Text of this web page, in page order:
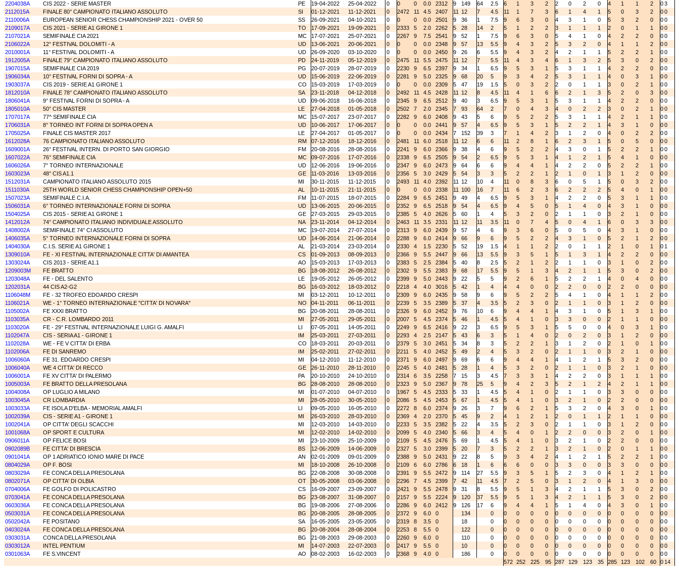
2204038A
CIS 2022 - SERIE MASTER PE 19-04-2022 25-04-2022 0 0 0 0.0 2312 9 149 64 2.5 6 1 3 2 2 0 2 0 4 1 1 2 03
2112015A
FINALE 80° CAMPIONATO ITALIANO ASSOLUTO SI 01-12-2021 11-12-2021 0 2472 11 4.5 2407 11 12 7 4.5 11 1 7 3 6 1 4 1 5 0 3 2 00
2110006A
EUROPEAN SENIOR CHESS CHAMPIONSHIP 2021 - OVER 50 SS 26-09-2021 04-10-2021 0 0 0 0.0 2501 9 36 1 7.5 9 6 3 0 4 3 1 0 5 3 2 0 00
2109017A
CIS 2021 - SERIE A1 GIRONE 1 TO 17-09-2021 19-09-2021 0 2333 5 2.0 2262 5 28 14 2 5 1 2 2 3 1 1 1 2 0 1 1 00
2107021A
SEMIFINALE CIA 2021 MC 17-07-2021 25-07-2021 0 2267 9 7.5 2541 9 52 1 7.5 9 6 3 0 5 4 1 0 4 2 2 0 00
2106022A
12° FESTIVAL DOLOMITI - A UD 13-06-2021 20-06-2021 0 0 0 0.0 2348 9 57 13 5.5 9 4 3 2 5 3 2 0 4 1 1 2 00
2010001A
11° FESTIVAL DOLOMITI - A UD 26-09-2020 03-10-2020 0 0 0 0.0 2450 9 26 6 5.5 9 4 3 2 4 2 1 1 5 2 2 1 00
1912005A
FINALE 79° CAMPIONATO ITALIANO ASSOLUTO PD 24-11-2019 05-12-2019 0 2475 11 5.5 2475 11 12 7 5.5 11 4 3 4 6 1 3 2 5 3 0 2 00
1907015A
SEMIFINALE CIA 2019 PG 20-07-2019 28-07-2019 0 2230 9 6.5 2397 9 34 1 6.5 9 5 3 1 5 3 1 1 4 2 2 0 00
1906034A
10° FESTIVAL FORNI DI SOPRA - A UD 15-06-2019 22-06-2019 0 2281 9 5.0 2325 9 68 20 5 9 3 4 2 5 3 1 1 4 0 3 1 00
1903037A
CIS 2019 - SERIE A1 GIRONE 1 CO 15-03-2019 17-03-2019 0 0 0 0.0 2309 5 47 19 1.5 5 0 3 2 2 0 1 1 3 0 2 1 00
1812010A
FINALE 78° CAMPIONATO ITALIANO ASSOLUTO SA 23-11-2018 04-12-2018 0 2492 11 4.5 2428 11 12 8 4.5 11 4 1 6 6 2 1 3 5 2 0 3 00
1806041A
9° FESTIVAL FORNI DI SOPRA - A UD 09-06-2018 16-06-2018 0 2345 9 6.5 2512 9 40 3 6.5 9 5 3 1 5 3 1 1 4 2 2 0 00
1805010A
50° CIS MASTER LE 27-04-2018 01-05-2018 0 2502 7 2.0 2345 7 93 64 2 7 0 4 3 4 0 2 2 3 0 2 1 00
1707017A
77^ SEMIFINALE CIA MC 15-07-2017 23-07-2017 0 2282 9 6.0 2408 9 43 5 6 9 5 2 2 5 3 1 1 4 2 1 1 00
1706031A
8° TORNEO INT FORNI DI SOPRA OPEN A UD 10-06-2017 17-06-2017 0 0 0 0.0 2441 9 57 4 6.5 9 5 3 1 5 2 2 1 4 3 1 0 00
1705025A
FINALE CIS MASTER 2017 LE 27-04-2017 01-05-2017 0 0 0 0.0 2434 7 152 39 3 7 1 4 2 3 1 2 0 4 0 2 2 00
1612028A
76 CAMPIONATO ITALIANO ASSOLUTO RM 07-12-2016 18-12-2016 0 2481 11 6.0 2518 11 12 6 6 11 2 8 1 6 2 3 1 5 0 5 0 00
1609001A
26° FESTIVAL INTERN. DI PORTO SAN GIORGIO FM 20-08-2016 28-08-2016 0 2241 9 6.0 2366 9 38 4 6 9 5 2 2 4 3 0 1 5 2 2 1 00
1607022A
76° SEMIFINALE CIA MC 09-07-2016 17-07-2016 0 2338 9 6.5 2505 9 54 2 6.5 9 5 3 1 4 1 2 1 5 4 1 0 00
1606026A
7° TORNEO INTERNAZIONALE UD 12-06-2016 19-06-2016 0 2347 9 6.0 2473 9 64 6 6 9 4 4 1 4 2 2 0 5 2 2 1 00
1603023A
48° CIS A1.1 GE 11-03-2016 13-03-2016 0 2356 5 3.0 2429 5 54 3 3 5 2 2 1 2 1 0 1 3 1 2 0 00
1512031A
CAMPIONATO ITALIANO ASSOLUTO 2015 MI 30-11-2015 11-12-2015 0 2493 11 4.0 2392 11 12 10 4 11 0 8 3 6 0 5 1 5 0 3 2 00
1511030A
25TH WORLD SENIOR CHESS CHAMPIONSHIP OPEN+50 AL 10-11-2015 21-11-2015 0 0 0 0.0 2338 11 100 16 7 11 6 2 3 6 2 2 2 5 4 0 1 00
1507023A
SEMIFINALE C.I.A. FM 11-07-2015 18-07-2015 0 2284 9 6.5 2451 9 49 4 6.5 9 5 3 1 4 2 2 0 5 3 1 1 00
1506031A
6° TORNEO INTERNAZIONALE FORNI DI SOPRA UD 13-06-2015 20-06-2015 0 2352 9 6.5 2518 9 54 4 6.5 9 4 5 0 5 1 4 0 4 3 1 0 00
1504025A
CIS 2015 - SERIE A1 GIRONE 1 GE 27-03-2015 29-03-2015 0 2385 5 4.0 2626 5 60 1 4 5 3 2 0 2 1 1 0 3 2 1 0 00
1412012A
74° CAMPIONATO ITALIANO INDIVIDUALE ASSOLUTO NA 23-11-2014 04-12-2014 0 2463 11 3.5 2331 11 12 11 3.5 11 0 7 4 5 0 4 1 6 0 3 3 00
1408002A
SEMIFINALE 74° CI ASSOLUTO MC 19-07-2014 27-07-2014 0 2313 9 6.0 2439 9 57 4 6 9 3 6 0 5 0 5 0 4 3 1 0 00
1406035A
5° TORNEO INTERNAZIONALE FORNI DI SOPRA UD 14-06-2014 21-06-2014 0 2288 9 6.0 2414 9 66 9 6 9 5 2 2 4 3 1 0 5 2 1 2 00
1404030A
C.I.S. SERIE A1 GIRONE 1 AL 21-03-2014 23-03-2014 0 2330 4 1.5 2230 5 52 19 1.5 4 1 1 2 2 0 1 1 2 1 0 1 0 1
1309010A
FE - XI FESTIVAL INTERNAZIONALE CITTA' DI AMANTEA CS 01-09-2013 08-09-2013 0 2366 9 5.5 2447 9 66 13 5.5 9 3 5 1 5 1 3 1 4 2 2 0 00
1303024A
CIS 2013 - SERIE A1.1 AO 15-03-2013 17-03-2013 0 2383 5 2.5 2384 5 40 8 2.5 5 2 1 2 2 1 1 0 3 1 0 2 00
1209003M
FE BRATTO BG 18-08-2012 26-08-2012 0 2302 9 5.5 2383 9 68 17 5.5 9 5 1 3 4 2 1 1 5 3 0 2 00
1203048A
FE - DEL SALENTO LE 19-05-2012 26-05-2012 0 2399 9 5.0 2443 9 22 5 5 9 2 6 1 5 2 2 1 4 0 4 0 00
1202031A
44 CIS A2-G2 BG 16-03-2012 18-03-2012 0 2218 4 4.0 3016 5 42 1 4 4 4 0 0 2 2 0 0 2 2 0 0 00
1106048M
FE - 32 TROFEO EDOARDO CRESPI MI 03-12-2011 10-12-2011 0 2309 9 6.0 2435 9 58 9 6 9 5 2 2 5 4 1 0 4 1 1 2 00
1106021A
WE - 1° TORNEO INTERNAZIONALE ''CITTA' DI NOVARA'' NO 04-11-2011 06-11-2011 0 2239 5 3.5 2389 5 37 4 3.5 5 2 3 0 2 1 1 0 3 1 2 0 00
1105002A
FE XXXI BRATTO BG 20-08-2011 28-08-2011 0 2326 9 6.0 2452 9 76 10 6 9 4 4 1 4 3 1 0 5 1 3 1 00
1103035A
CR - C.R. LOMBARDO 2011 MI 27-05-2011 29-05-2011 0 2007 5 4.5 2374 5 46 1 4.5 5 4 1 0 3 3 0 0 2 1 1 0 00
1103020A
FE - 29° FESTIVAL INTERNAZIONALE LUIGI G. AMALFI LI 07-05-2011 14-05-2011 0 2249 9 6.5 2416 9 22 3 6.5 9 5 3 1 5 5 0 0 4 0 3 1 00
1102047A
CIS - SERIA A1 - GIRONE 1 IM 25-03-2011 27-03-2011 0 2293 4 2.5 2147 5 43 6 3 5 1 4 0 2 0 2 0 3 1 2 0 00
1102028A
WE - FE V CITTA' DI ERBA CO 18-03-2011 20-03-2011 0 2379 5 3.0 2451 5 34 8 3 5 2 2 1 3 1 2 0 2 1 0 1 00
1102006A
FE DI SANREMO IM 25-02-2011 27-02-2011 0 2211 5 4.0 2452 5 49 2 4 5 3 2 0 2 1 1 0 3 2 1 0 00
1006060A
FE 31. EDOARDO CRESPI MI 04-12-2010 11-12-2010 0 2371 9 6.0 2497 9 69 6 6 9 4 4 1 4 1 2 1 5 3 2 0 00
1006040A
WE 4 CITTA' DI RECCO GE 26-11-2010 28-11-2010 0 2245 5 4.0 2481 5 28 1 4 5 3 2 0 2 1 1 0 3 2 1 0 00
1006001A
FE XV CITTA' DI PALERMO PA 20-10-2010 24-10-2010 0 2314 6 3.5 2258 7 15 3 4.5 7 3 3 1 4 2 2 0 3 1 1 1 00
1005003A
FE BRATTO DELLA PRESOLANA BG 28-08-2010 28-08-2010 0 2323 9 5.0 2367 9 78 25 5 9 4 2 3 5 2 1 2 4 2 1 1 00
1004008A
OP LUGLIO A MILANO MI 01-07-2010 04-07-2010 0 1967 5 4.5 2333 5 33 1 4.5 5 4 1 0 2 1 1 0 3 3 0 0 00
1003045A
CR LOMBARDIA MI 28-05-2010 30-05-2010 0 2086 5 4.5 2453 5 67 1 4.5 5 4 1 0 3 2 1 0 2 2 0 0 00
1003033A
FE ISOLA D'ELBA - MEMORIAL AMALFI LI 09-05-2010 16-05-2010 0 2272 8 6.0 2374 9 26 3 7 9 6 2 1 5 3 2 0 4 3 0 1 00
1002039A
CIS - SERIE A1 - GIRONE 1 MI 26-03-2010 28-03-2010 0 2369 4 2.0 2370 5 45 9 2 4 1 2 1 2 0 1 1 2 1 1 0 00
1002041A
OP CITTA' DEGLI SCACCHI MI 12-03-2010 14-03-2010 0 2233 5 3.5 2382 5 22 4 3.5 5 2 3 0 2 1 1 0 3 1 2 0 00
1001068A
OP SPORT E CULTURA MI 12-02-2010 14-02-2010 0 2099 5 4.0 2340 5 66 3 4 5 4 0 1 2 2 0 0 3 2 0 1 00
0906011A
OP FELICE BOSI MI 23-10-2009 25-10-2009 0 2109 5 4.5 2476 5 69 1 4.5 5 4 1 0 3 2 1 0 2 2 0 0 00
0902089B
FE CITTA' DI BRESCIA BS 12-06-2009 14-06-2009 0 2327 5 3.0 2399 5 20 7 3 5 2 2 1 3 2 1 0 2 0 1 1 00
0901041A
OP 1 ADRIATICO IONIO MARE DI PACE AN 02-01-2009 09-01-2009 0 2388 9 5.0 2431 9 22 8 5 9 3 4 2 4 1 2 1 5 2 2 1 00
0804029A
OP F. BOSI MI 18-10-2008 26-10-2008 0 2109 6 6.0 2786 6 18 1 6 6 6 0 0 3 3 0 0 3 3 0 0 00
0803029A
FE CONCA DELLA PRESOLANA BG 22-08-2008 30-08-2008 0 2391 9 5.5 2472 9 114 27 5.5 9 3 5 1 5 2 3 0 4 1 2 1 00
0802071A
OP CITTA' DI OLBIA OT 30-05-2008 03-06-2008 0 2296 7 4.5 2399 7 42 11 4.5 7 2 5 0 3 1 2 0 4 1 3 0 00
0704006A
FE GOLFO DI POLICASTRO CS 16-09-2007 23-09-2007 0 2421 9 5.5 2478 9 31 8 5.5 9 5 1 3 4 2 1 1 5 3 0 2 00
0703041A
FE CONCA DELLA PRESOLANA BG 23-08-2007 31-08-2007 0 2157 9 5.5 2224 9 120 37 5.5 9 5 1 3 4 2 1 1 5 3 0 2 00
0603036A
FE CONCA DELLA PRESOLANA BG 19-08-2006 27-08-2006 0 2286 9 6.0 2412 9 126 17 6 9 4 4 1 5 1 4 0 4 3 0 1 00
0503031A
FE CONCA DELLA PRESOLANA BG 20-08-2005 28-08-2005 0 2372 9 6.0 0 134 0 0 0 0 0 0 0 0 0 0 0 0 0 00
0502042A
FE POSITANO SA 16-05-2005 23-05-2005 0 2319 8 3.5 0 18 0 0 0 0 0 0 0 0 0 0 0 0 0 00
0403024A
FE CONCA DELLA PRESOLANA BG 20-08-2004 28-08-2004 0 2253 8 5.5 0 122 0 0 0 0 0 0 0 0 0 0 0 0 0 00
0303031A
CONCA DELLA PRESOLANA BG 21-08-2003 29-08-2003 0 2260 9 6.0 0 110 0 0 0 0 0 0 0 0 0 0 0 0 0 00
0303012A
INTEL PENTIUM MI 14-07-2003 22-07-2003 0 2417 9 5.5 0 10 0 0 0 0 0 0 0 0 0 0 0 0 0 00
0301063A
FE S.VINCENT AO 08-02-2003 16-02-2003 0 2368 9 4.0 0 186 0 0 0 0 0 0 0 0 0 0 0 0 0 00
572 252 225 95 287 129 123 35 285 123 102 60 0 14